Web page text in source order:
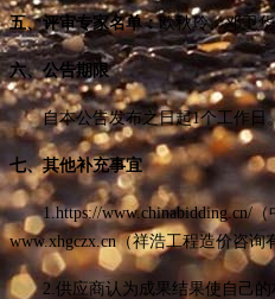
五、评审专家名单：欧秋玲、邓卫
六、公告期限
自本公告发布之日起1个工作日
七、其他补充事宜
1.https://www.chinabidding.cn/
www.xhgczx.cn（祥浩工程造价咨询
2.供应商认为成果结果使自己